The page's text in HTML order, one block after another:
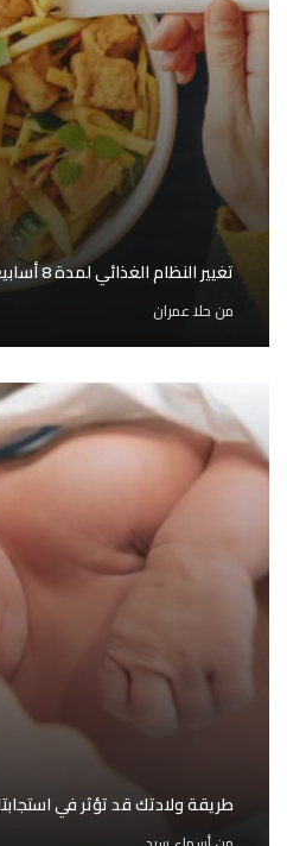
تغيير النظام الغذائي لمدة 8 أسابيع قد يُؤخّر الشيخوخة
من حلا عمران
طريقة ولادتك قد تؤثر في